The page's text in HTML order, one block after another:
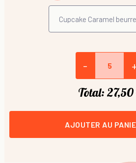
-
Total: 27,50
AJOUTER AU